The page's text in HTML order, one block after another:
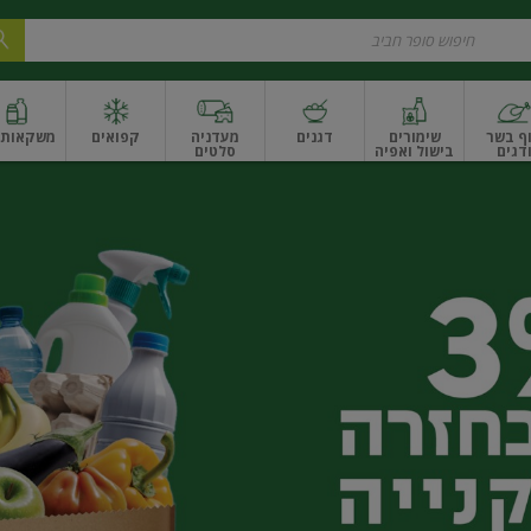
בשר
ודגים
שימורים
בישול ואפיה
דגנים מעדניה
סלטים
ונקניקים
קפואים משקאות
ואגוזיםפירות יבשים ארוזפירות יבשים בתפזורתפיצוחים, אגוזים